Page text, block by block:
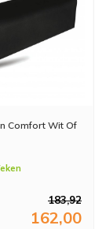
Comfort Wit Of
183,92
162,00